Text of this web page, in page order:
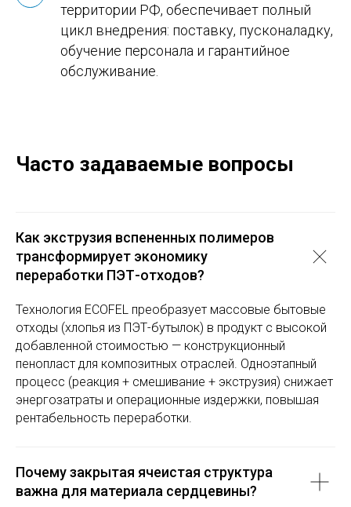
территории РФ, обеспечивает полный
цикл внедрения: поставку, пусконаладку,
обучение персонала и гарантийное
обслуживание.
Часто задаваемые вопросы
Как экструзия вспененных полимеров
трансформирует экономику
переработки ПЭТ-отходов?
Технология ECOFEL преобразует массовые бытовые
отходы (хлопья из ПЭТ-бутылок) в продукт с высокой
добавленной стоимостью — конструкционный
пенопласт для композитных отраслей. Одноэтапный
процесс (реакция + смешивание + экструзия) снижает
энергозатраты и операционные издержки, повышая
рентабельность переработки.
Почему закрытая ячеистая структура
важна для материала сердцевины?